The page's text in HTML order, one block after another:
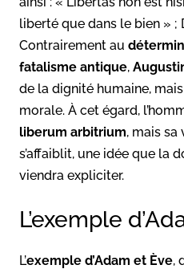
liberté que dans le bien » ;
Contrairement au
fatalisme antique,
de la dignité humaine,
morale. À cet égard,
liberum arbitrium, mais
s’affaiblit, une idée que la
viendra expliciter.
L’exemple
L’exemple d’Adam et Ève,